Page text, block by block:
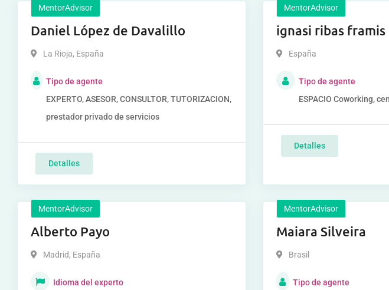
MentorAdvisor
Daniel López de Davalillo
La Rioja, España
Tipo de agente
EXPERTO, ASESOR, CONSULTOR, TUTORIZACION,
prestador privado de servicios
Detalles
MentorAdvisor
ignasi ribas framis
España
Tipo de agente
ESPACIO Coworking,
Detalles
MentorAdvisor
Alberto Payo
Madrid, España
Idioma del experto
MentorAdvisor
Maiara Silveira
Brasil
Tipo de agente